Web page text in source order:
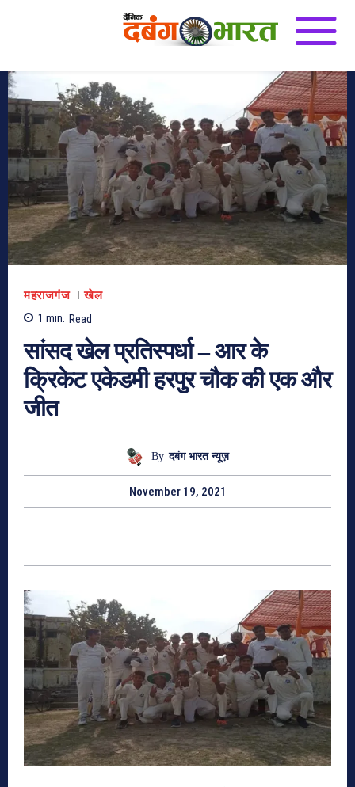
महराजगंज
खेल
1 min. Read
सांसद खेल प्रतिस्पर्धा – आर के
क्रिकेट एकेडमी हरपुर चौक की एक और
जीत
By दबंग भारत न्यूज़
November 19, 2021